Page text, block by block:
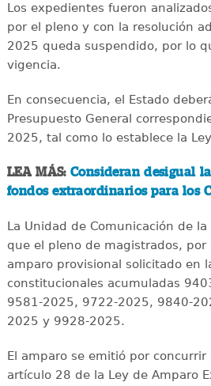
Los expedientes fueron
por el pleno y con la resolución
2025 queda suspendido, por lo
vigencia.
En consecuencia, el Estado
Presupuesto General
2025, tal como lo establece la
LEA MÁS: Consideran desigual
fondos extraordinarios para los
La Unidad de Comunicación de
que el pleno de magistrados, por
amparo provisional solicitado en
constitucionales acumuladas
9581-2025, 9722-2025, 9840-
2025 y 9928-2025.
El amparo se emitió por concurrir
artículo 28 de la Ley de Amparo